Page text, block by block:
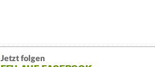
Jetzt folgen